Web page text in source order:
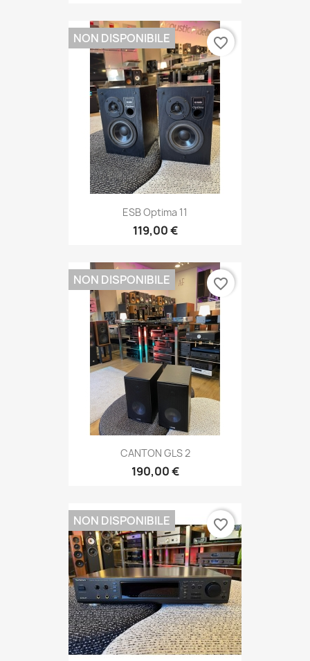
ESB Optima 11
119,00 €
NON DISPONIBILE favorite_border
CANTON GLS 2
190,00 €
NON DISPONIBILE favorite_border
NON DISPONIBILE favorite_border